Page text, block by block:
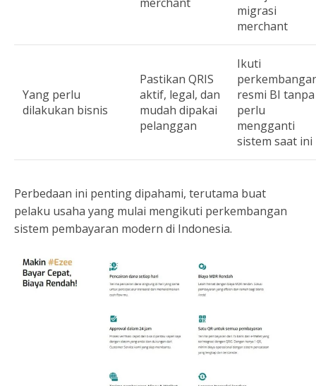
migrasi
merchant
Yang perlu
dilakukan bisnis
Pastikan QRIS
aktif, legal, dan
mudah dipakai
pelanggan
Ikuti
resmi BI tanpa
perlu
mengganti
sistem saat ini
Perbedaan ini penting dipahami, terutama buat
pelaku usaha yang mulai mengikuti perkembangan
sistem pembayaran modern di Indonesia.